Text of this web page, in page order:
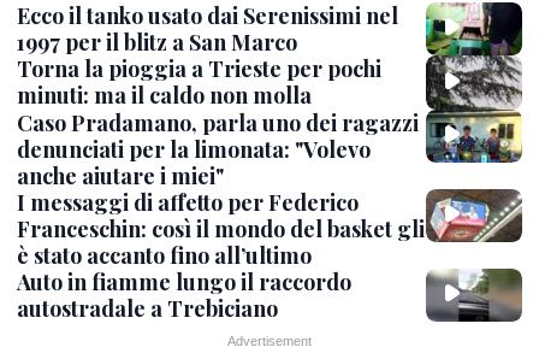
Ecco il tanko usato dai Serenissimi nel
1997 per il blitz a San Marco
Torna la pioggia a Trieste per pochi
minuti: ma il caldo non molla
Caso Pradamano, parla uno dei ragazzi
denunciati per la limonata: "Volevo
anche aiutare i miei"
I messaggi di affetto per Federico
Franceschin: così il mondo del basket gli
è stato accanto fino all’ultimo
Auto in fiamme lungo il raccordo
autostradale a Trebiciano